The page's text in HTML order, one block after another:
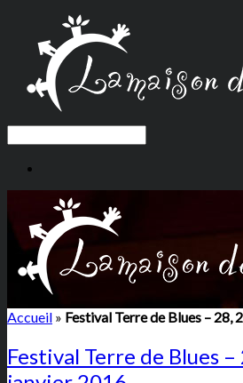
Accueil » Festival Terre de Blues – 28,
Festival Terre de Blues